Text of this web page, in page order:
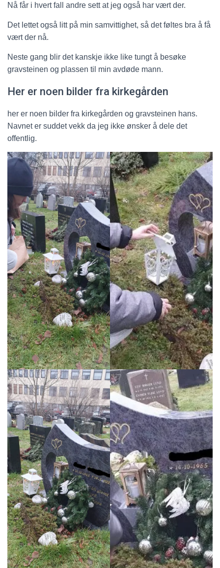
Nå får i hvert fall andre sett at jeg også har vært der.
Det lettet også litt på min samvittighet, så det føltes bra å få
vært der nå.
Neste gang blir det kanskje ikke like tungt å besøke
gravsteinen og plassen til min avdøde mann.
Her er noen bilder fra kirkegården
her er noen bilder fra kirkegården og gravsteinen hans.
Navnet er suddet vekk da jeg ikke ønsker å dele det
offentlig.